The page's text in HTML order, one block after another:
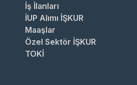
İş İlanları
İUP Alımı İŞKUR
Maaşlar
Özel Sektör İŞKUR
TOKİ